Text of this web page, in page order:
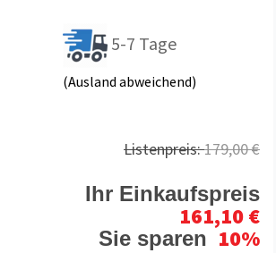
5-7 Tage
(Ausland abweichend)
Listenpreis:179,00 €
Ihr Einkaufspreis
161,10 €
Sie sparen 10%